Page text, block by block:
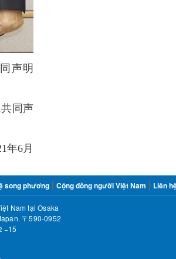
声明
同声
年6月
song phương Cộng đồng người Việt Nam Liên
Nam tại Osaka
〒590-0952
−15